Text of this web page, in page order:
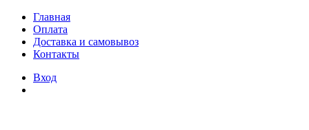
Главная
Оплата
Доставка и самовывоз
Контакты
Вход